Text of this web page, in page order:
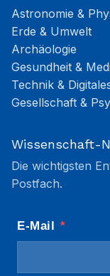
Astronomie &
Erde & Umwelt
Archäologie
Gesundheit &
Technik &
Gesellschaft &
Wissenschaft-
Die wichtigsten
Postfach.